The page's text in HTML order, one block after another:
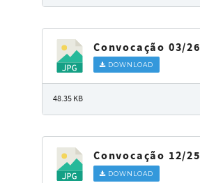
Convocação 03/26
DOWNLOAD
48.35 KB
Convocação 12/25
DOWNLOAD